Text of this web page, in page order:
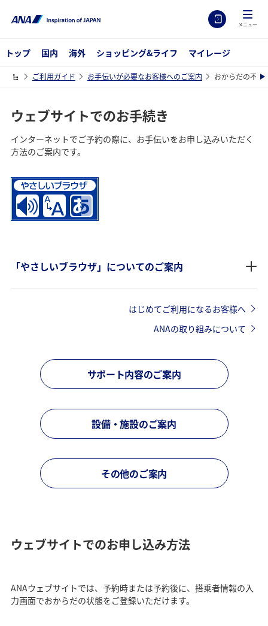
メニュー
トップ 国内 海外 ショッピング&ライフ マイレージ
ご利用ガイド お手伝いが必要なお客様へのご案内 おからだの不自
ウェブサイトでのお手続き
インターネットでご予約の際に、お手伝いをお申し込みいただく
方法のご案内です。
「やさしいブラウザ」についてのご案内
はじめてご利用になるお客様へ
ANAの取り組みについて
サポート内容のご案内
設備・施設のご案内
その他のご案内
ウェブサイトでのお申し込み方法
ANAウェブサイトでは、予約時または予約後に、搭乗者情報の入
力画面でおからだの状態をご登録いただけます。